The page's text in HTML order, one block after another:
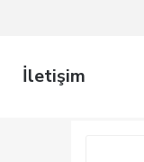
İletişim